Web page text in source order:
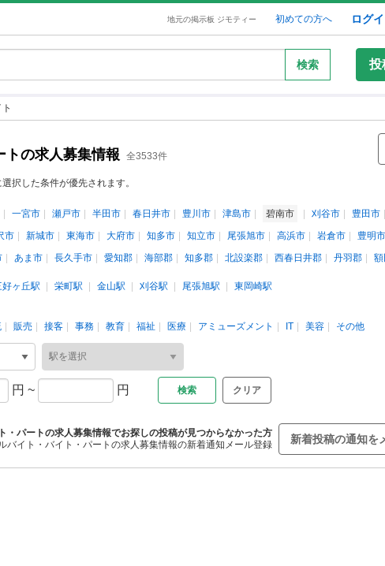
地元の掲示板 ジモティー 初めての方へ ログ
検索 投
トの求人募集情報 全3533件
択した条件が優先されます。
一宮市 瀬戸市 半田市 春日井市 豊川市 津島市 碧南市 刈谷市 豊田市
市 新城市 東海市 大府市 知多市 知立市 尾張旭市 高浜市 岩倉市 豊明市
あま市 長久手市 愛知郡 海部郡 知多郡 北設楽郡 西春日井郡 丹羽郡
好ヶ丘駅 栄町駅 金山駅 刈谷駅 尾張旭駅
東岡崎駅
販売 接客 事務 教育 福祉 医療 アミューズメント IT 美容 その他
円 ~ 円 クリア
・パートの求人募集情報でお探しの投稿が見つからなかった方
バイト・バイト・パートの求人募集情報の新着通知メール登録
新着投稿の通知を